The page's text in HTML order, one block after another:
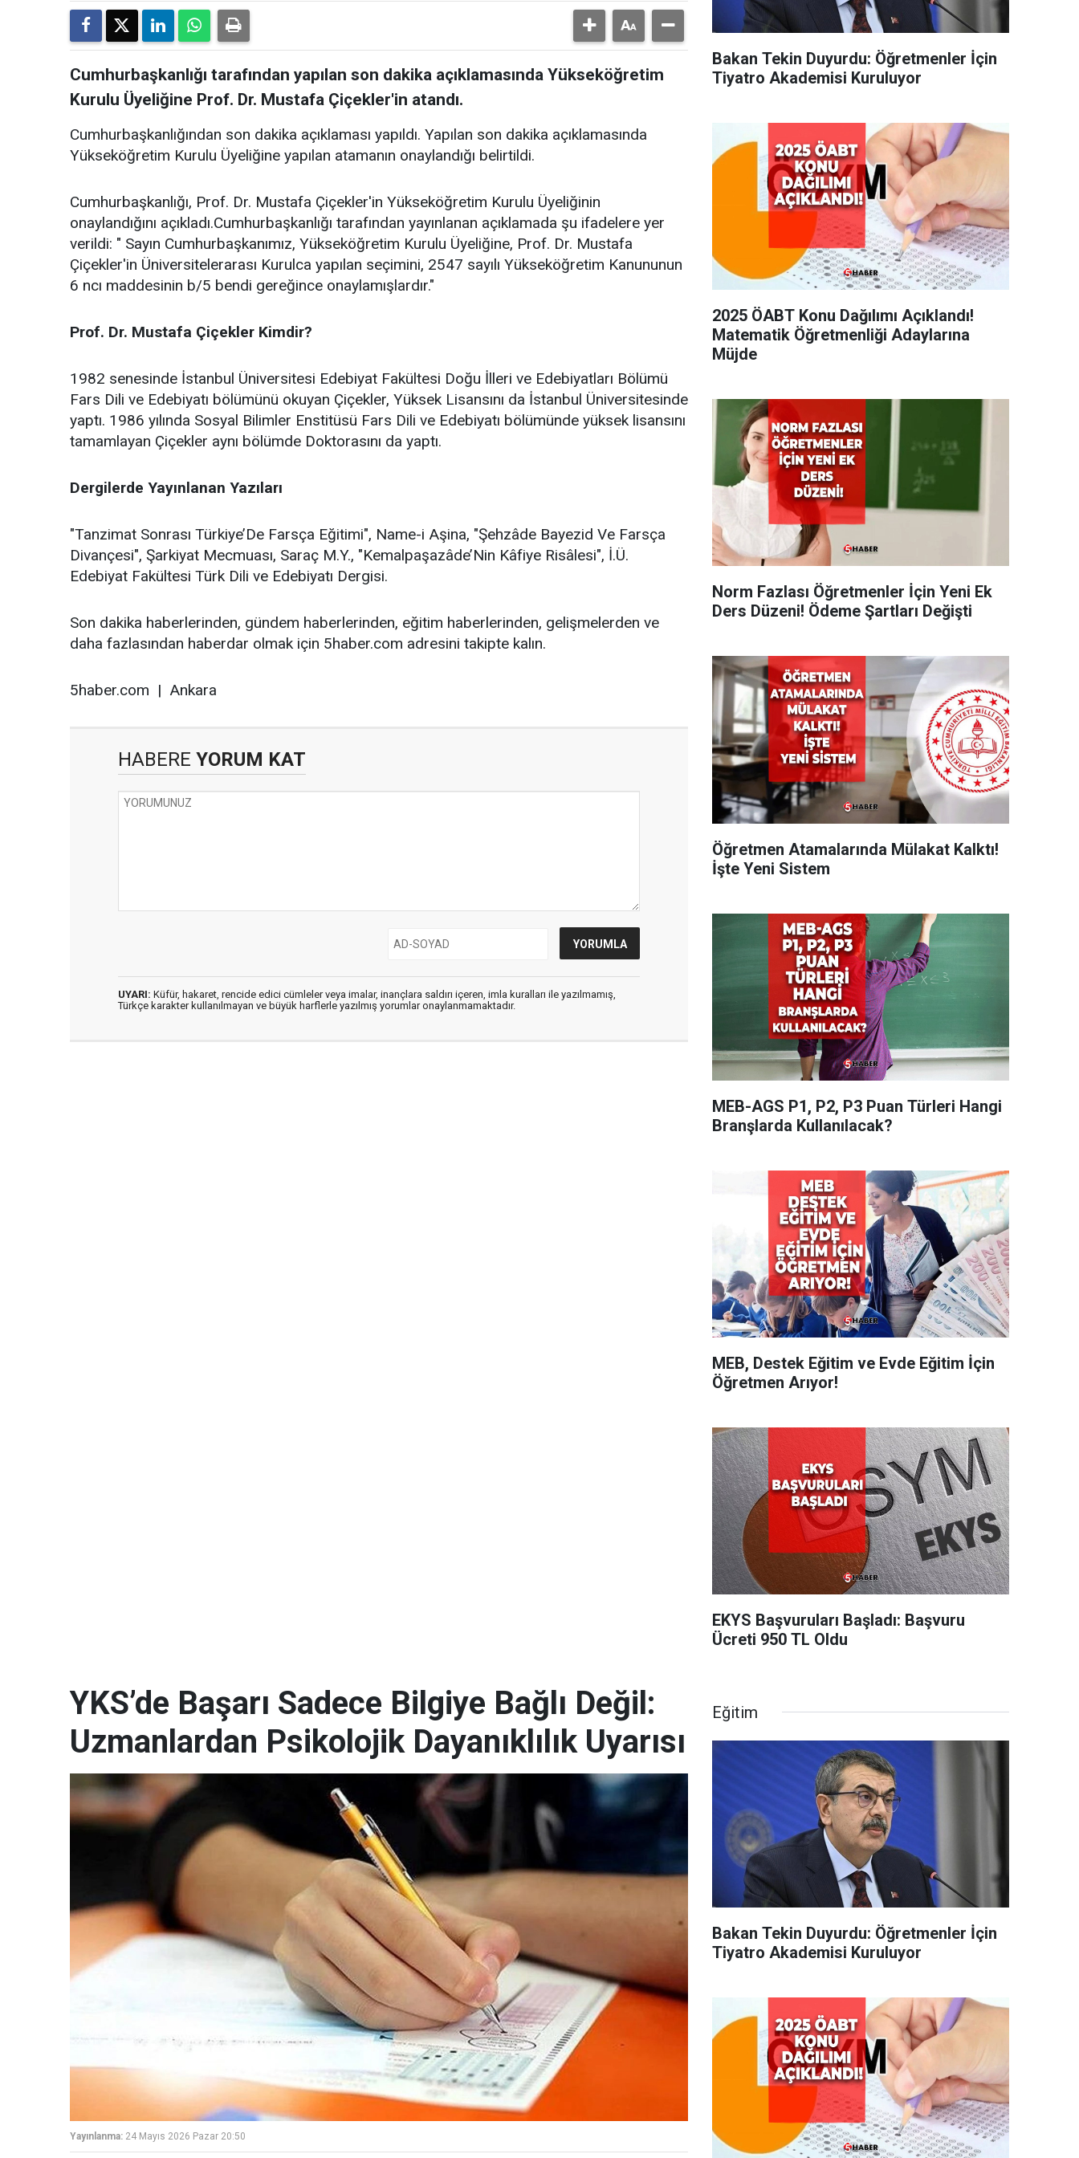
Cumhurbaşkanlığı tarafından yapılan son dakika açıklamasında Yükseköğretim
Kurulu Üyeliğine Prof. Dr. Mustafa Çiçekler'in atandı.
Cumhurbaşkanlığından son dakika açıklaması yapıldı. Yapılan son dakika açıklamasında
Yükseköğretim Kurulu Üyeliğine yapılan atamanın onaylandığı belirtildi.
Cumhurbaşkanlığı, Prof. Dr. Mustafa Çiçekler'in Yükseköğretim Kurulu Üyeliğinin
onaylandığını açıkladı.Cumhurbaşkanlığı tarafından yayınlanan açıklamada şu ifadelere yer
verildi: " Sayın Cumhurbaşkanımız, Yükseköğretim Kurulu Üyeliğine, Prof. Dr. Mustafa
Çiçekler'in Üniversitelerarası Kurulca yapılan seçimini, 2547 sayılı Yükseköğretim Kanununun
6 ncı maddesinin b/5 bendi gereğince onaylamışlardır."
Prof. Dr. Mustafa Çiçekler Kimdir?
1982 senesinde İstanbul Üniversitesi Edebiyat Fakültesi Doğu İlleri ve Edebiyatları Bölümü
Fars Dili ve Edebiyatı bölümünü okuyan Çiçekler, Yüksek Lisansını da İstanbul Üniversitesinde
yaptı. 1986 yılında Sosyal Bilimler Enstitüsü Fars Dili ve Edebiyatı bölümünde yüksek lisansını
tamamlayan Çiçekler aynı bölümde Doktorasını da yaptı.
Dergilerde Yayınlanan Yazıları
"Tanzimat Sonrası Türkiye’De Farsça Eğitimi", Name-i Aşina, "Şehzâde Bayezid Ve Farsça
Divançesi", Şarkiyat Mecmuası, Saraç M.Y., "Kemalpaşazâde’Nin Kâfiye Risâlesi", İ.Ü.
Edebiyat Fakültesi Türk Dili ve Edebiyatı Dergisi.
Son dakika haberlerinden, gündem haberlerinden, eğitim haberlerinden, gelişmelerden ve
daha fazlasından haberdar olmak için 5haber.com adresini takipte kalın.
5haber.com | Ankara
HABERE YORUM KAT
UYARI: Küfür, hakaret, rencide edici cümleler veya imalar, inançlara saldırı içeren, imla kuralları ile yazılmamış,
Türkçe karakter kullanılmayan ve büyük harflerle yazılmış yorumlar onaylanmamaktadır.
Bakan Tekin Duyurdu: Öğretmenler İçin
Tiyatro Akademisi Kuruluyor
2025 ÖABT Konu Dağılımı Açıklandı!
Matematik Öğretmenliği Adaylarına
Müjde
Norm Fazlası Öğretmenler İçin Yeni Ek
Ders Düzeni! Ödeme Şartları Değişti
Öğretmen Atamalarında Mülakat Kalktı!
İşte Yeni Sistem
MEB-AGS P1, P2, P3 Puan Türleri Hangi
Branşlarda Kullanılacak?
MEB, Destek Eğitim ve Evde Eğitim İçin
Öğretmen Arıyor!
EKYS Başvuruları Başladı: Başvuru
Ücreti 950 TL Oldu
YKS’de Başarı Sadece Bilgiye Bağlı Değil:
Uzmanlardan Psikolojik Dayanıklılık Uyarısı
Yayınlanma: 24 Mayıs 2026 Pazar 20:50
Eğitim
Bakan Tekin Duyurdu: Öğretmenler İçin
Tiyatro Akademisi Kuruluyor